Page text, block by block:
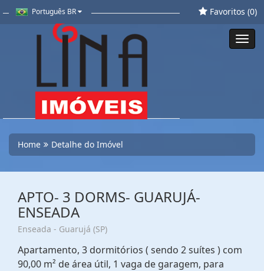
Português BR Favoritos (0)
Home Detalhe do Imóvel
APTO- 3 DORMS- GUARUJÁ-
ENSEADA
Enseada - Guarujá (SP)
Apartamento, 3 dormitórios ( sendo 2 suítes ) com
90,00 m² de área útil, 1 vaga de garagem, para